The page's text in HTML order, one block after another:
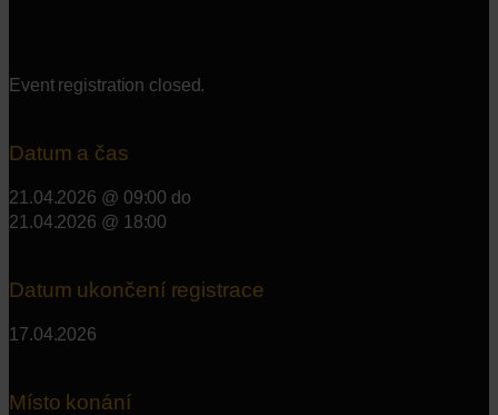
Event registration closed.
Datum a čas
21.04.2026 @ 09:00 do
21.04.2026 @ 18:00
Datum ukončení registrace
17.04.2026
Místo konání